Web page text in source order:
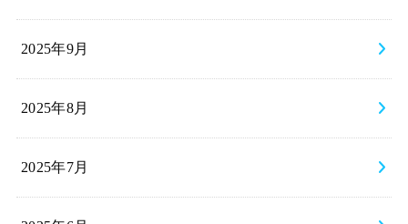
2025年9月
2025年8月
2025年7月